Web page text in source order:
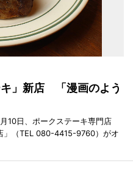
」新店 「漫画のよう
10日、ポークステーキ専門店
」（TEL 080-4415-9760）がオ